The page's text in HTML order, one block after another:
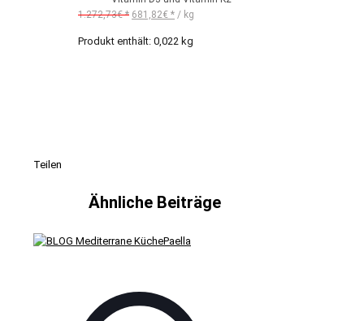
war:
28,00€
ist:
15,00€.
1.272,73€ 681,82€ / kg
Produkt enthält: 0,022 kg
Teilen
Ähnliche Beiträge